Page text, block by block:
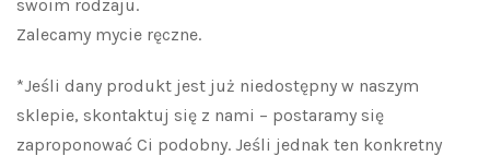
swoim rodzaju.
Zalecamy mycie ręczne.
*Jeśli dany produkt jest już niedostępny w naszym
sklepie, skontaktuj się z nami – postaramy się
zaproponować Ci podobny. Jeśli jednak ten konkretny